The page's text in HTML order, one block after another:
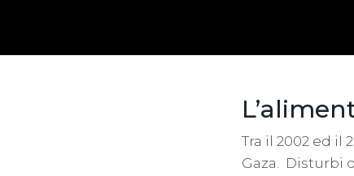
Tra il 2002 ed
Gaza. Disturbi